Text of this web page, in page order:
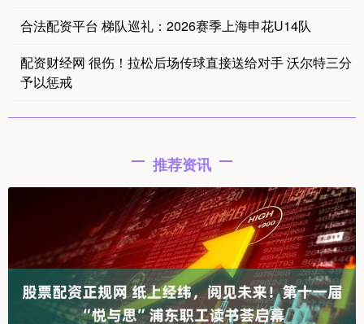
合法配资平台 梯队巡礼：2026赛季上海申花U14队 ​​​
配资财经网 很伤！拉松后场传球直接送给对手 沃尔特三分
予以惩戒
推荐资讯